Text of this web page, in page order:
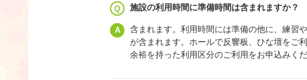
施設の利用時間に準備時間は含まれますか？
含まれます。利用時間には準備の他に、練習
が含まれます。ホールで反響板、ひな壇をご
余裕を持った利用区分のご利用をお申込みくだ